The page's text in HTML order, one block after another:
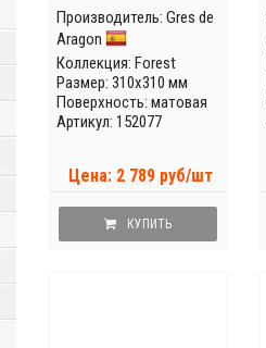
Производитель: Gres de
Aragon
Коллекция: Forest
Размер: 310x310 мм
Поверхность: матовая
Артикул: 152077
Цена: 2 789 руб/шт
КУПИТЬ